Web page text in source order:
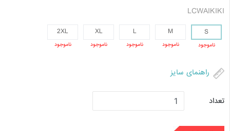
LCWAIKIKI
S
ناموجود
M
ناموجود
L
ناموجود
XL
ناموجود
2XL
ناموجود
راهنمای سایز
تعداد